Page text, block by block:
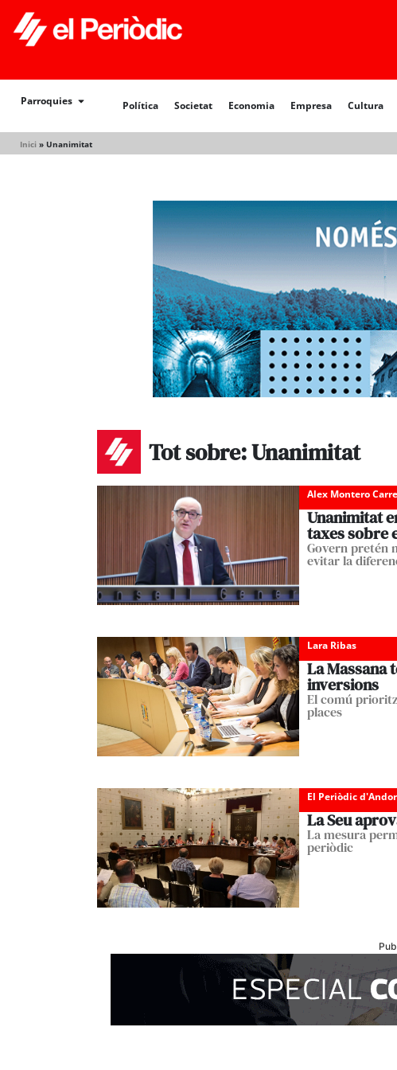
Parroquies Política Societat Economia Empresa Cultura
Inici » Unanimitat
Política Societat
Tot sobre: Unanimitat
Alex Montero
Unanimitat
taxes sobre
Govern pretén
evitar la
Lara Ribas
La Massana
inversions
El comú
places
El Periòdic
La Seu
La mesura
periòdic